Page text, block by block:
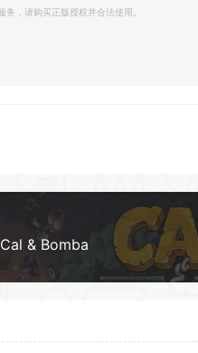
，请购买正版授权并合法使用。
& Bomba